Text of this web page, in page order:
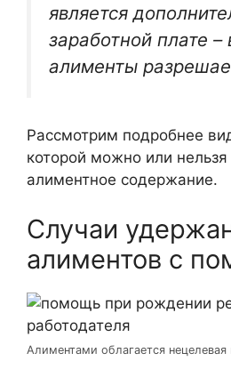
является
заработной плате –
алименты
Рассмотрим подробнее
которой можно или нельзя
алиментное содержание.
Случаи
алиментов с
Алиментами облагается